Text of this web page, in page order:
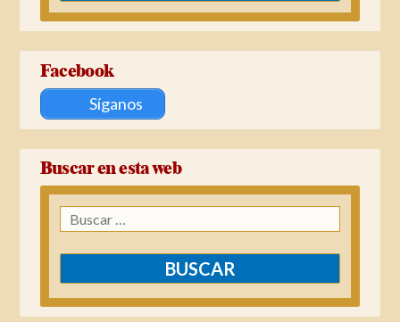
Facebook
Síganos
Buscar en esta web
Buscar: